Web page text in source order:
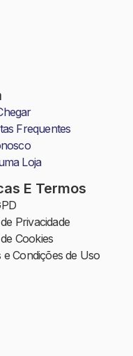
Frequentes
Loja
E Termos
Privacidade
Cookies
e Condições de Uso